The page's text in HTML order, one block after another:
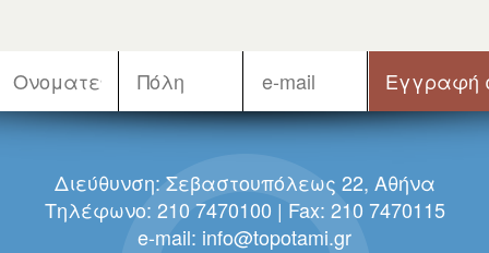
Διεύθυνση: Σεβαστουπόλεως 22, Αθήνα
Τηλέφωνο: 210 7470100 | Fax: 210 7470115
e-mail: info@topotami.gr